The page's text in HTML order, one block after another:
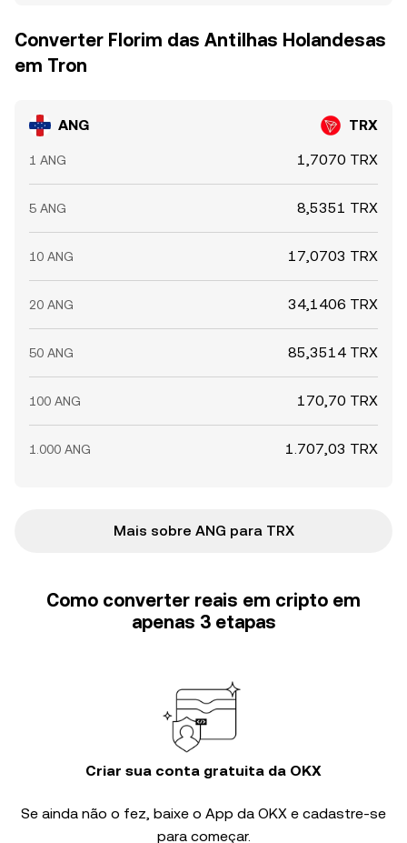
Converter Florim das Antilhas Holandesas
em Tron
ANG TRX
1 ANG 1,7070 TRX
5 ANG 8,5351 TRX
10 ANG 17,0703 TRX
20 ANG 34,1406 TRX
50 ANG 85,3514 TRX
100 ANG 170,70 TRX
1.000 ANG 1.707,03 TRX
Mais sobre ANG para TRX
Como converter reais em cripto em
apenas 3 etapas
Criar sua conta gratuita da OKX
Se ainda não o fez, baixe o App da OKX e cadastre-se
para começar.